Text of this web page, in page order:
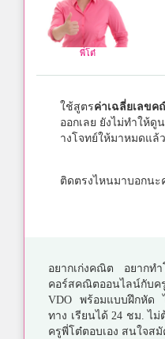
พี่โต๋
ใช้สูตรค่าเฉลี่ยเลขค
ออกเลย ยังไม่ทำให้
างโจทย์ให้มาหมดแล้
ติดตรงไหนมาบอกนะ
อยากเก่งคณิต อยากท
คอร์สคณิตออนไลน์กับ
VDO พร้อมแบบฝึกหัด
ทาง เรียนได้ 24 ชม. ไ
ครูพี่โต๋ตอบเอง สนใจส